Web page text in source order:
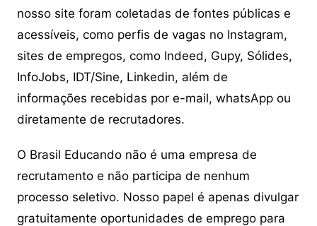
nosso site foram coletadas de fontes públicas e
acessíveis, como perfis de vagas no Instagram,
sites de empregos, como Indeed, Gupy, Sólides,
InfoJobs, IDT/Sine, Linkedin, além de
informações recebidas por e-mail, whatsApp ou
diretamente de recrutadores.
O Brasil Educando não é uma empresa de
recrutamento e não participa de nenhum
processo seletivo. Nosso papel é apenas divulgar
gratuitamente oportunidades de emprego para